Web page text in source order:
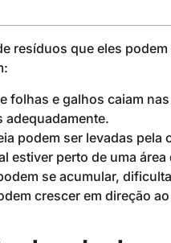
resíduos que eles
folhas e galhos caiam
adequadamente.
podem ser levadas
estiver perto de uma
se acumular,
crescer em direção